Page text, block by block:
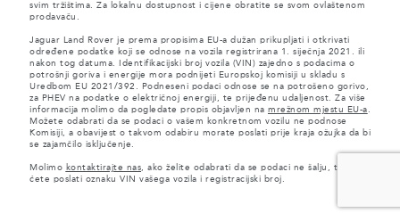
svim tržištima. Za lokalnu dostupnost i cijene obratite se svom ovlaštenom
prodavaču.
Jaguar Land Rover je prema propisima EU-a dužan prikupljati i otkrivati
određene podatke koji se odnose na vozila registrirana 1. siječnja 2021. ili
nakon tog datuma. Identifikacijski broj vozila (VIN) zajedno s podacima o
potrošnji goriva i energije mora podnijeti Europskoj komisiji u skladu s
Uredbom EU 2021/392. Podneseni podaci odnose se na potrošeno gorivo,
za PHEV na podatke o električnoj energiji, te prijeđenu udaljenost. Za više
informacija molimo da pogledate propis objavljen na mrežnom mjestu EU-a .
Možete odabrati da se podaci o vašem konkretnom vozilu ne podnose
Komisiji, a obavijest o takvom odabiru morate poslati prije kraja ožujka da bi
se zajamčilo isključenje.
Molimo kontaktirajte nas, ako želite odabrati da se podaci ne šalju, tako što
ćete poslati oznaku VIN vašega vozila i registracijski broj.